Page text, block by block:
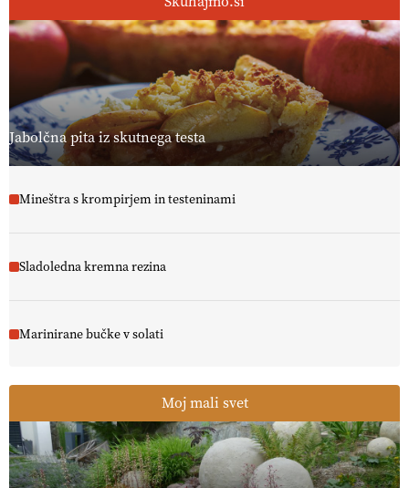
Jabolčna pita iz skutnega testa
Mineštra s krompirjem in testeninami
Sladoledna kremna rezina
Marinirane bučke v solati
Moj mali svet